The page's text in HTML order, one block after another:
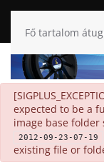
Fő tartalom
danger
expected to be a
image base
2012-09-23-07-19
existing file or